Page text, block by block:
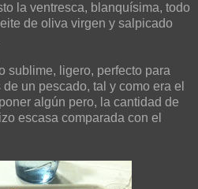
la ventresca, blanquísima, todo
de oliva virgen y salpicado
sublime, ligero, perfecto para
un pescado, tal y como era el
algún pero, la cantidad de
escasa comparada con el